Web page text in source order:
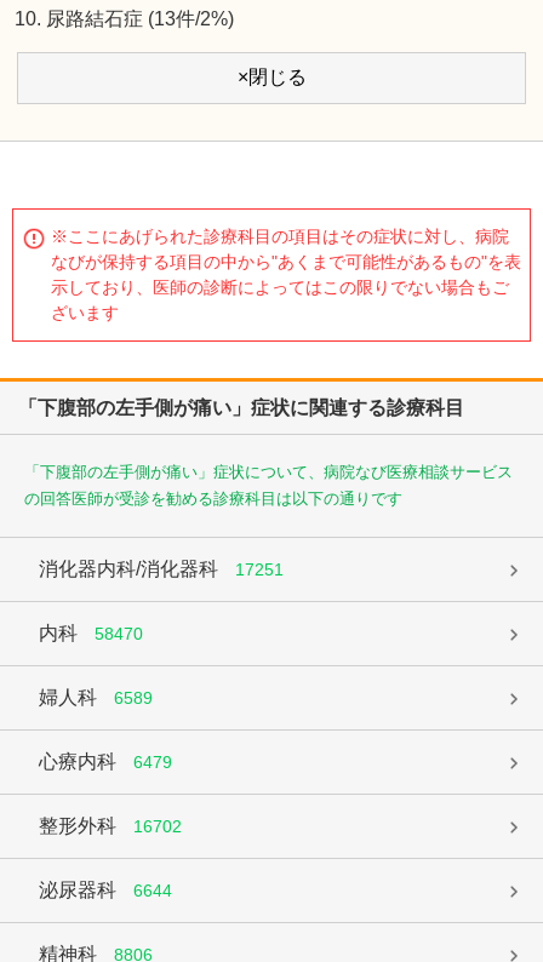
尿路結石症 (13件/2%)
×閉じる
※ここにあげられた診療科目の項目はその症状に対し、病院
なびが保持する項目の中から"あくまで可能性があるもの"を表
示しており、医師の診断によってはこの限りでない場合もご
ざいます
「下腹部の左手側が痛い」症状に関連する診療科目
「下腹部の左手側が痛い」症状について、病院なび医療相談サービス
の回答医師が受診を勧める診療科目は以下の通りです
消化器内科/消化器科 17251
内科 58470
婦人科 6589
心療内科 6479
整形外科 16702
泌尿器科 6644
精神科 8806